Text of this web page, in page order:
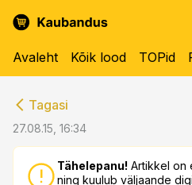
Avaleht Kõik lood TOPid
Tagasi
27.08.15, 16:34
Tähelepanu! Artikkel on
ning kuulub väljaande